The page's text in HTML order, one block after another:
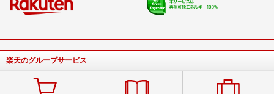
楽天のグループサービス